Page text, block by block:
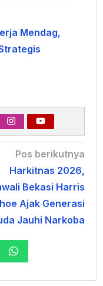
Mendag,
Pos berikutnya
Harkitnas 2026,
Bekasi Harris
Ajak Generasi
Jauhi Narkoba